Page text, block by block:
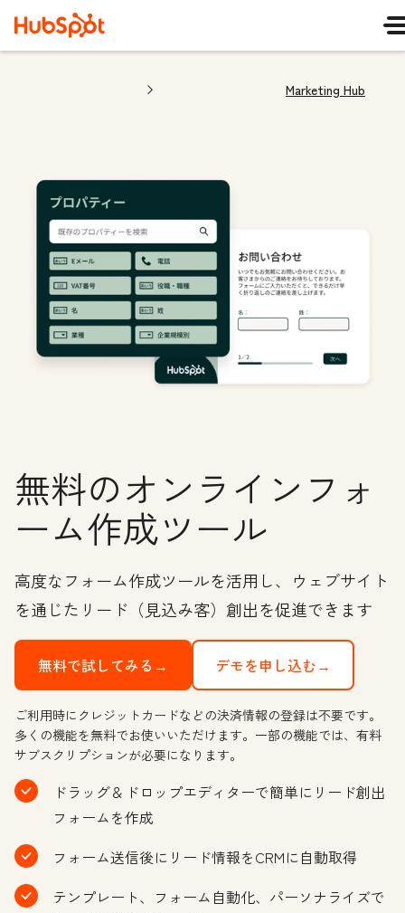
Marketing Hub
無料のオンラインフォ
ーム作成ツール
高度なフォーム作成ツールを活用し、ウェブサイト
を通じたリード（見込み客）創出を促進できます
無料で試してみる→ デモを申し込む→
ご利用時にクレジットカードなどの決済情報の登録は不要です。
多くの機能を無料でお使いいただけます。一部の機能では、有料
サブスクリプションが必要になります。
ドラッグ＆ドロップエディターで簡単にリード創出
フォームを作成
フォーム送信後にリード情報をCRMに自動取得
テンプレート、フォーム自動化、パーソナライズで